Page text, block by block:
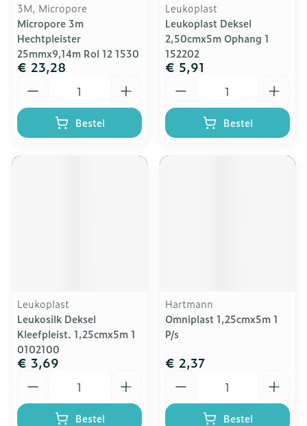
3M, Micropore
Micropore 3m
Hechtpleister
25mmx9,14m Rol 12 1530
€ 23,28
Bestel
Leukoplast
Leukoplast Deksel
2,50cmx5m Ophang 1
152202
€ 5,91
Bestel
Leukoplast
Leukosilk Deksel
Kleefpleist. 1,25cmx5m 1
0102100
€ 3,69
Bestel
Hartmann
Omniplast 1,25cmx5m 1
P/s
€ 2,37
Bestel